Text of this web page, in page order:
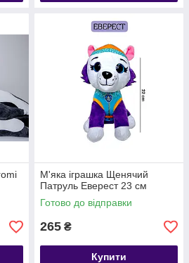
М'яка іграшка Щенячий
Патруль Еверест 23 см
Готово до відправки
265 ₴
Купити